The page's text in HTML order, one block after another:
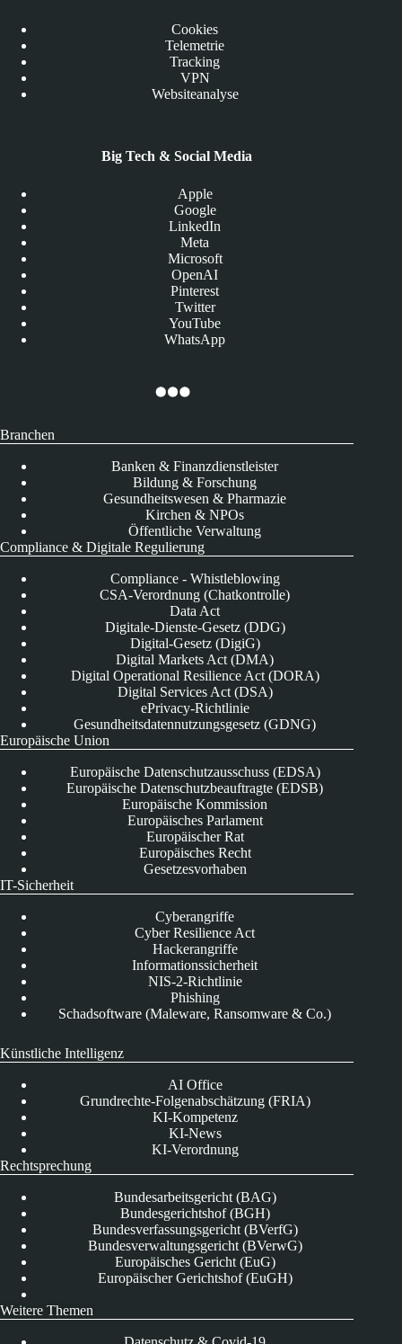
Cookies
Telemetrie
Tracking
VPN
Websiteanalyse
Big Tech & Social Media
Apple
Google
LinkedIn
Meta
Microsoft
OpenAI
Pinterest
Twitter
YouTube
WhatsApp
Branchen
Banken & Finanzdienstleister
Bildung & Forschung
Gesundheitswesen & Pharmazie
Kirchen & NPOs
Öffentliche Verwaltung
Compliance & Digitale Regulierung
Compliance - Whistleblowing
CSA-Verordnung (Chatkontrolle)
Data Act
Digitale-Dienste-Gesetz (DDG)
Digital-Gesetz (DigiG)
Digital Markets Act (DMA)
Digital Operational Resilience Act (DORA)
Digital Services Act (DSA)
ePrivacy-Richtlinie
Gesundheitsdatennutzungsgesetz (GDNG)
Europäische Union
Europäische Datenschutzausschuss (EDSA)
Europäische Datenschutzbeauftragte (EDSB)
Europäische Kommission
Europäisches Parlament
Europäischer Rat
Europäisches Recht
Gesetzesvorhaben
IT-Sicherheit
Cyberangriffe
Cyber Resilience Act
Hackerangriffe
Informationssicherheit
NIS-2-Richtlinie
Phishing
Schadsoftware (Maleware, Ransomware & Co.)
Künstliche Intelligenz
AI Office
Grundrechte-Folgenabschätzung (FRIA)
KI-Kompetenz
KI-News
KI-Verordnung
Rechtsprechung
Bundesarbeitsgericht (BAG)
Bundesgerichtshof (BGH)
Bundesverfassungsgericht (BVerfG)
Bundesverwaltungsgericht (BVerwG)
Europäisches Gericht (EuG)
Europäischer Gerichtshof (EuGH)
Weitere Themen